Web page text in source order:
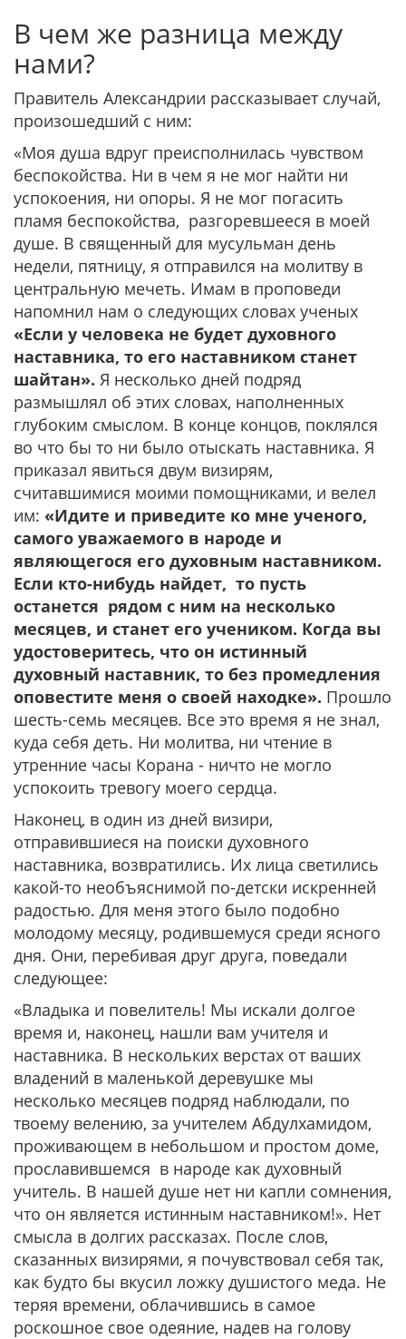
В чем же разница между
нами?
Правитель Александрии рассказывает случай,
произошедший с ним:
«Моя душа вдруг преисполнилась чувством
беспокойства. Ни в чем я не мог найти ни
успокоения, ни опоры. Я не мог погасить
пламя беспокойства, разгоревшееся в моей
душе. В священный для мусульман день
недели, пятницу, я отправился на молитву в
центральную мечеть. Имам в проповеди
напомнил нам о следующих словах ученых
«Если у человека не будет духовного
наставника, то его наставником станет
шайтан». Я несколько дней подряд
размышлял об этих словах, наполненных
глубоким смыслом. В конце концов, поклялся
во что бы то ни было отыскать наставника. Я
приказал явиться двум визирям,
считавшимися моими помощниками, и велел
им: «Идите и приведите ко мне ученого,
самого уважаемого в народе и
являющегося его духовным наставником.
Если кто-нибудь найдет, то пусть
останется рядом с ним на несколько
месяцев, и станет его учеником. Когда вы
удостоверитесь, что он истинный
духовный наставник, то без промедления
оповестите меня о своей находке». Прошло
шесть-семь месяцев. Все это время я не знал,
куда себя деть. Ни молитва, ни чтение в
утренние часы Корана - ничто не могло
успокоить тревогу моего сердца.
Наконец, в один из дней визири,
отправившиеся на поиски духовного
наставника, возвратились. Их лица светились
какой-то необъяснимой по-детски искренней
радостью. Для меня этого было подобно
молодому месяцу, родившемуся среди ясного
дня. Они, перебивая друг друга, поведали
следующее:
«Владыка и повелитель! Мы искали долгое
время и, наконец, нашли вам учителя и
наставника. В нескольких верстах от ваших
владений в маленькой деревушке мы
несколько месяцев подряд наблюдали, по
твоему велению, за учителем Абдулхамидом,
проживающем в небольшом и простом доме,
прославившемся в народе как духовный
учитель. В нашей душе нет ни капли сомнения,
что он является истинным наставником!». Нет
смысла в долгих рассказах. После слов,
сказанных визирями, я почувствовал себя так,
как будто бы вкусил ложку душистого меда. Не
теряя времени, облачившись в самое
роскошное свое одеяние, надев на голову